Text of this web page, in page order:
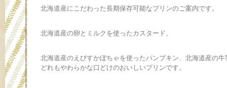
北海道産にこだわった長期保存可能なプリンのご案内です。
北海道産の卵とミルクを使ったカスタード、
北海道産のえびすかぼちゃを使ったパンプキン、北海道産の
どれもやわらかな口どけのおいしいプリンです。